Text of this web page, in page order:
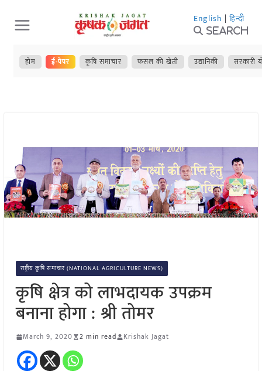
Skip
to
content
English | हिन्दी
Search
होम ई-पेपर कृषि समाचार फसल की खेती उद्यानिकी सरकारी
राष्ट्रीय कृषि समाचार (NATIONAL AGRICULTURE NEWS)
कृषि क्षेत्र को लाभदायक उपक्रम
बनाना होगा : श्री तोमर
March 9, 2020 2 min read Krishak Jagat